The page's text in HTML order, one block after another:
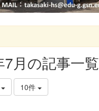
7月の記事一覧
10件